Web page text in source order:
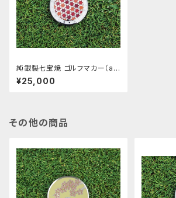
純銀製七宝焼 ゴルフマカー（ak
a）
¥25,000
その他の商品